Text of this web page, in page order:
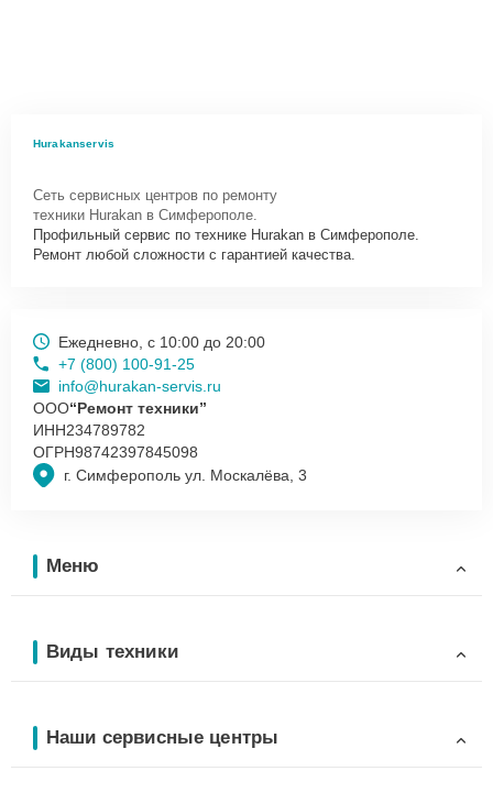
Hurakanservis
Сеть сервисных центров по ремонту
техники Hurakan в Симферополе.
Профильный сервис по технике Hurakan в Симферополе.
Ремонт любой сложности с гарантией качества.
г. Симферополь ул. Москалёва, 3
Ежедневно, с 10:00 до 20:00
+7 (800) 100-91-25
info@hurakan-servis.ru
ООО“Ремонт техники”
ИНН234789782
ОГРН98742397845098
Меню
Виды техники
Наши сервисные центры